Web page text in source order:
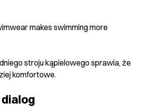
makes swimming more
stroju kąpielowego sprawia, że
komfortowe.